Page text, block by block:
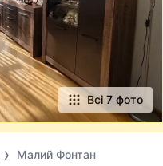
Всі 7 фото
Малий Фонтан